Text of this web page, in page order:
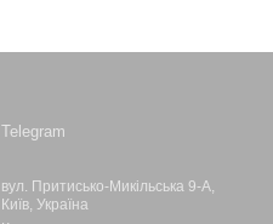
Telegram
вул. Притисько-Микільська 9-А,
Київ, Україна